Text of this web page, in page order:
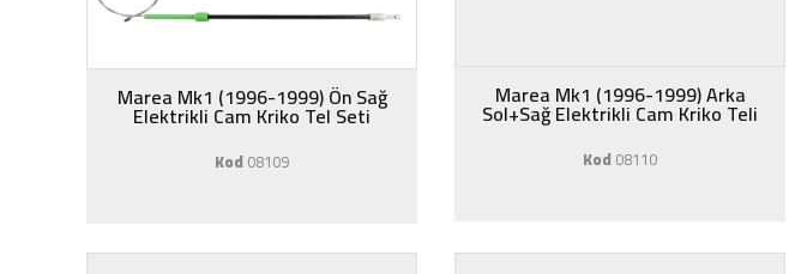
Marea Mk1 (1996-1999) Ön Sağ
Elektrikli Cam Kriko Tel Seti
Kod08109
Marea Mk1 (1996-1999) Arka
Sol+Sağ Elektrikli Cam Kriko Teli
Kod08110